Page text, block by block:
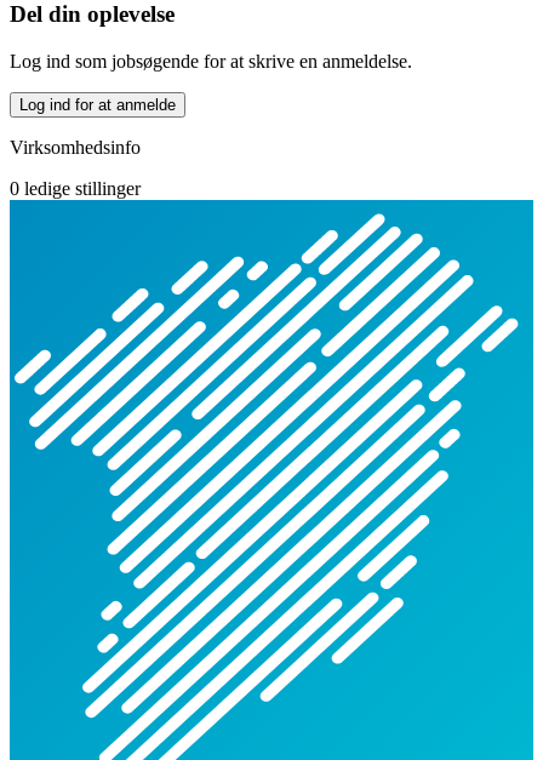
Del din oplevelse
Log ind som jobsøgende for at skrive en anmeldelse.
Log ind for at anmelde
Virksomhedsinfo
0 ledige stillinger